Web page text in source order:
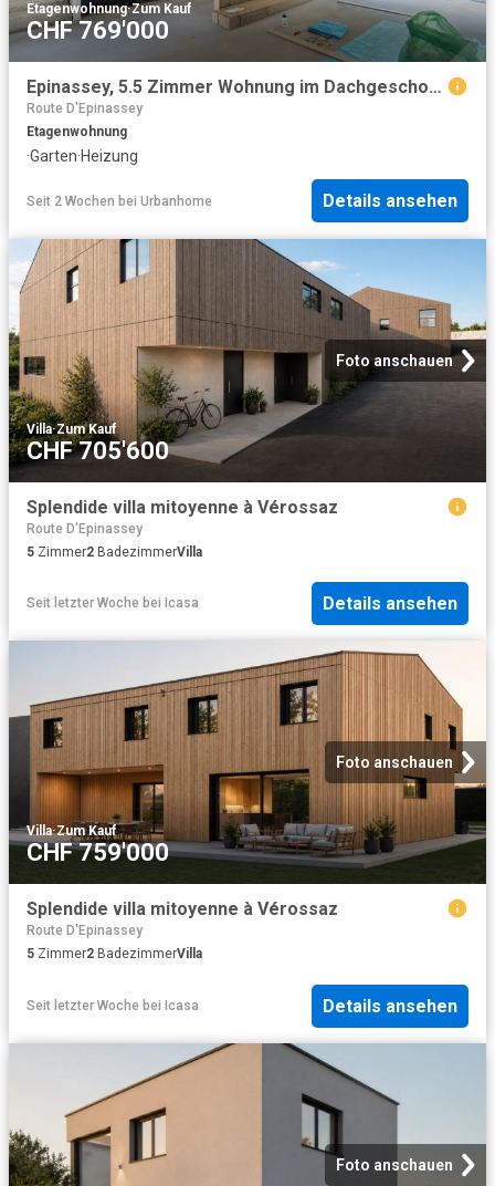
Etagenwohnung·Zum Kauf
CHF 769'000
Epinassey, 5.5 Zimmer Wohnung im Dachgeschoss
Route D'Epinassey
Etagenwohnung
·Garten·Heizung
Seit 2 Wochen bei Urbanhome Details ansehen
Foto anschauen
Villa·Zum Kauf
CHF 705'600
Splendide villa mitoyenne à Vérossaz
Route D'Epinassey
5 Zimmer2 BadezimmerVilla
Seit letzter Woche bei Icasa Details ansehen
Foto anschauen
Villa·Zum Kauf
CHF 759'000
Splendide villa mitoyenne à Vérossaz
Route D'Epinassey
5 Zimmer2 BadezimmerVilla
Seit letzter Woche bei Icasa Details ansehen
Foto anschauen